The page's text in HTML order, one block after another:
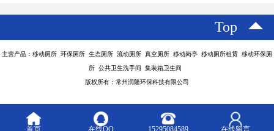
Top
主营产品：移动厕所 环保厕所 生态厕所 流动厕所 真空厕所 移动岗亭 移动厕所租赁 移动环保厕
所 公共卫生洗手间 集装箱卫生间
版权所有：常州润隆环保科技有限公司
首页 在线QQ 15295084589 在线留言